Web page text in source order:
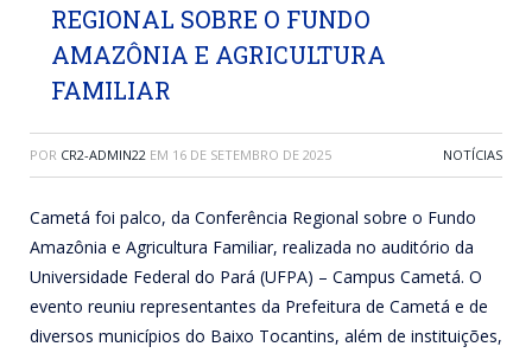
REGIONAL SOBRE O FUNDO
AMAZÔNIA E AGRICULTURA
FAMILIAR
POR CR2-ADMIN22 EM 16 DE SETEMBRO DE 2025 NOTÍCIAS
Cametá foi palco, da Conferência Regional sobre o Fundo
Amazônia e Agricultura Familiar, realizada no auditório da
Universidade Federal do Pará (UFPA) – Campus Cametá. O
evento reuniu representantes da Prefeitura de Cametá e de
diversos municípios do Baixo Tocantins, além de instituições,